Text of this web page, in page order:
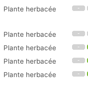
Plante herbacée
Plante herbacée
Plante herbacée
Plante herbacée
Plante herbacée